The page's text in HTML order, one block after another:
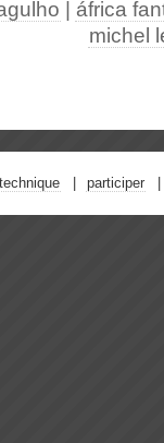
áfrica
michel
participer